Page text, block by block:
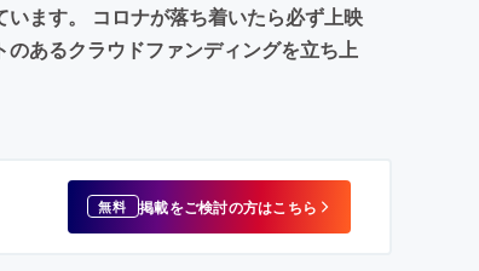
ます。 コロナが落ち着いたら必ず上映
あるクラウドファンディングを立ち上
無料 掲載をご検討の方はこちら